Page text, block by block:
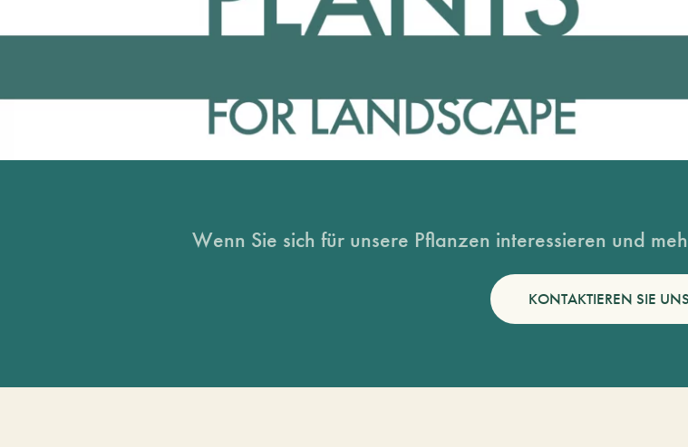
Wenn Sie sich für unsere Pflanzen interessieren und
KONTAKTIEREN SIE UNS